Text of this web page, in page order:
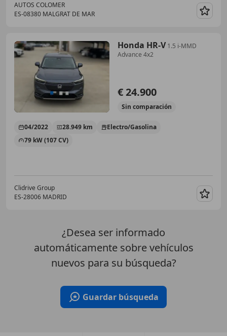
AUTOS COLOMER
ES-08380 MALGRAT DE MAR
Honda HR-V 1.5 i-MMD
Advance 4x2
€ 24.900
Sin comparación
04/2022 28.949 km
Electro/Gasolina
79 kW (107 CV)
Clidrive Group
ES-28006 MADRID
¿Desea ser informado
automáticamente sobre vehículos
nuevos para su búsqueda?
Guardar búsqueda